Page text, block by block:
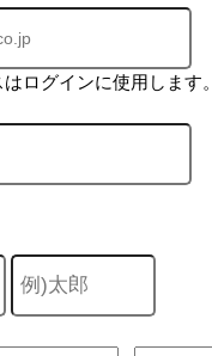
ログインに使用します。